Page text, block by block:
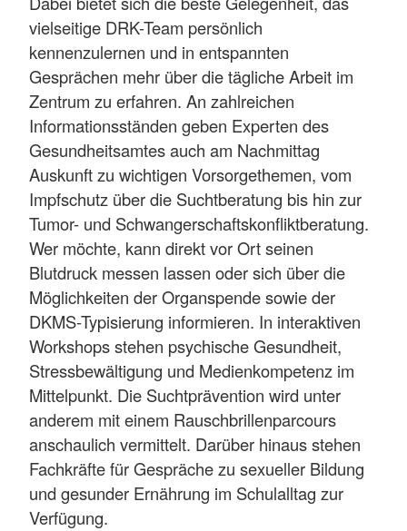
vielseitige DRK-Team persönlich
kennenzulernen und in entspannten
Gesprächen mehr über die tägliche Arbeit im
Zentrum zu erfahren. An zahlreichen
Informationsständen geben Experten des
Gesundheitsamtes auch am Nachmittag
Auskunft zu wichtigen Vorsorgethemen, vom
Impfschutz über die Suchtberatung bis hin zur
Tumor- und Schwangerschaftskonfliktberatung.
Wer möchte, kann direkt vor Ort seinen
Blutdruck messen lassen oder sich über die
Möglichkeiten der Organspende sowie der
DKMS-Typisierung informieren. In interaktiven
Workshops stehen psychische Gesundheit,
Stressbewältigung und Medienkompetenz im
Mittelpunkt. Die Suchtprävention wird unter
anderem mit einem Rauschbrillenparcours
anschaulich vermittelt. Darüber hinaus stehen
Fachkräfte für Gespräche zu sexueller Bildung
und gesunder Ernährung im Schulalltag zur
Verfügung.